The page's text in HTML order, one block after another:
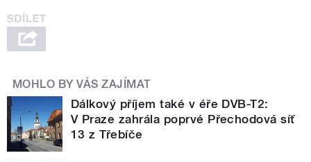
MOHLO BY VÁS ZAJÍMAT
Dálkový příjem také v éře DVB-T2:
V Praze zahrála poprvé Přechodová síť
13 z Třebíče